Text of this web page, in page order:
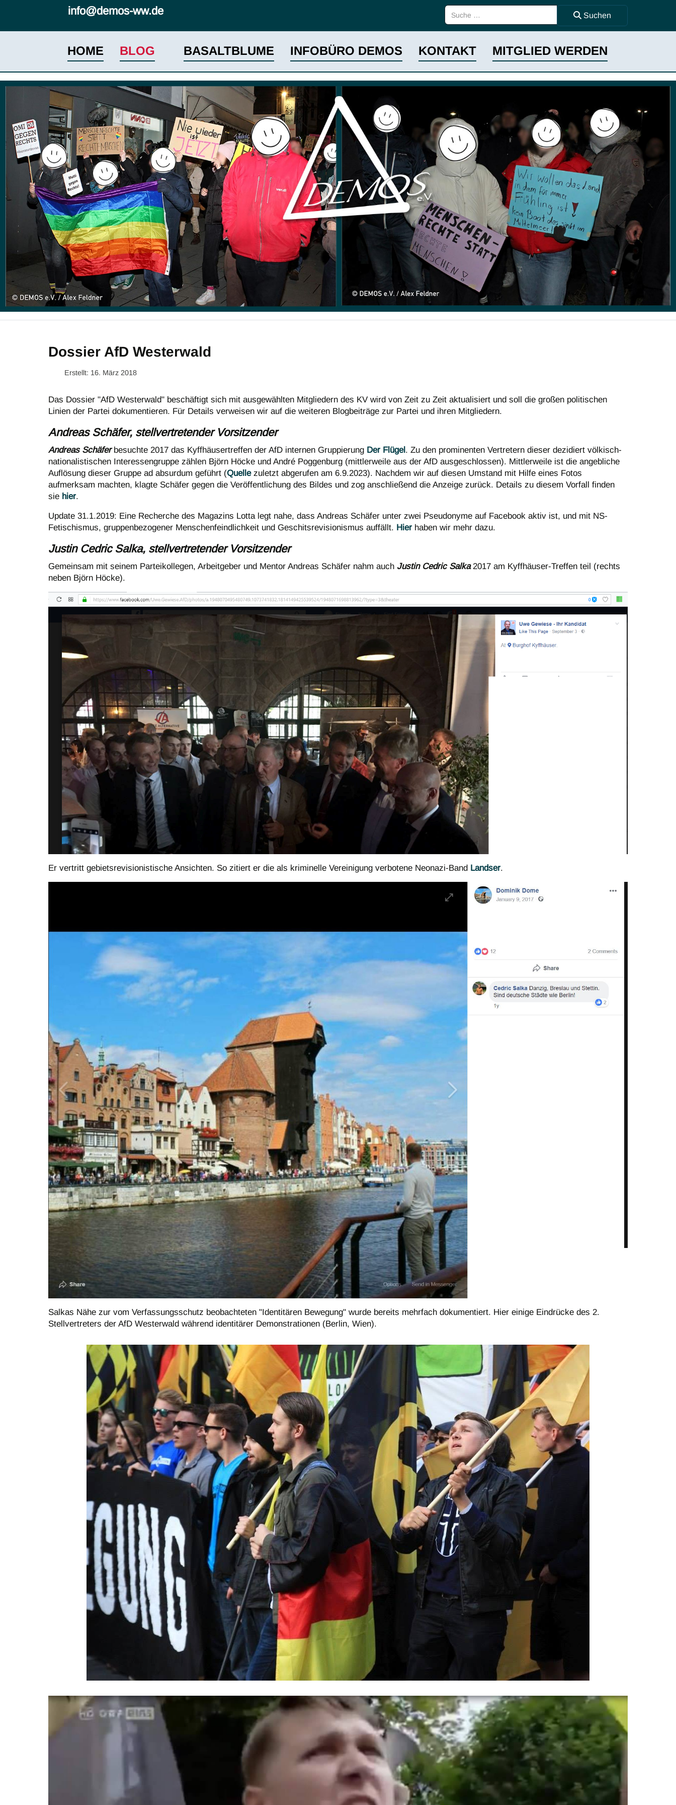
info@demos-ww.de Suchen ...
Suchen
HOME BLOG BASALTBLUME INFOBÜRO DEMOS KONTAKT MITGLIED WERDEN
Dossier AfD Westerwald
Erstellt: 16. März 2018
Das Dossier "AfD Westerwald" beschäftigt sich mit ausgewählten Mitgliedern des KV wird von Zeit zu Zeit aktualisiert und soll die großen politischen
Linien der Partei dokumentieren. Für Details verweisen wir auf die weiteren Blogbeiträge zur Partei und ihren Mitgliedern.
Andreas Schäfer, stellvertretender Vorsitzender
Andreas Schäferbesuchte 2017 das Kyffhäusertreffen der AfD internen Gruppierung Der Flügel . Zu den prominenten Vertretern dieser dezidiert völkisch-
nationalistischen Interessengruppe zählen Björn Höcke und André Poggenburg (mittlerweile aus der AfD ausgeschlossen). Mittlerweile ist die angebliche
Auflösung dieser Gruppe ad absurdum geführt (Quellezuletzt abgerufen am 6.9.2023). Nachdem wir auf diesen Umstand mit Hilfe eines Fotos
aufmerksam machten, klagte Schäfer gegen die Veröffentlichung des Bildes und zog anschließend die Anzeige zurück. Details zu diesem Vorfall finden
sie hier.
Update 31.1.2019: Eine Recherche des Magazins Lotta legt nahe, dass Andreas Schäfer unter zwei Pseudonyme auf Facebook aktiv ist, und mit NS-
Fetischismus, gruppenbezogener Menschenfeindlichkeit und Geschitsrevisionismus auffällt. Hier haben wir mehr dazu.
Justin Cedric Salka, stellvertretender Vorsitzender
Gemeinsam mit seinem Parteikollegen, Arbeitgeber und Mentor Andreas Schäfer nahm auch Justin Cedric Salka2017 am Kyffhäuser-Treffen teil (rechts
neben Björn Höcke).
Er vertritt gebietsrevisionistische Ansichten. So zitiert er die als kriminelle Vereinigung verbotene Neonazi-Band Landser.
Salkas Nähe zur vom Verfassungsschutz beobachteten "Identitären Bewegung" wurde bereits mehrfach dokumentiert. Hier einige Eindrücke des 2.
Stellvertreters der AfD Westerwald während identitärer Demonstrationen (Berlin, Wien).